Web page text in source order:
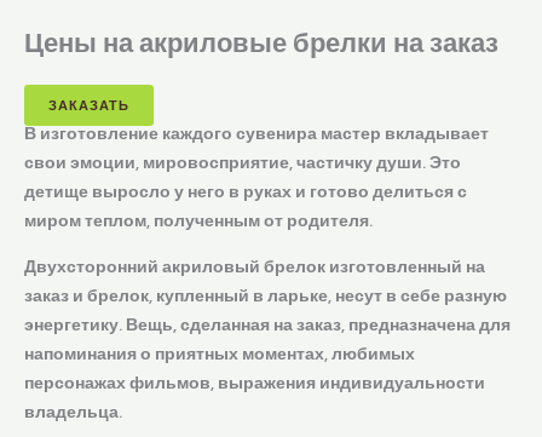
товара.
Цены на акриловые брелки на заказ
ЗАКАЗАТЬ
В изготовление каждого сувенира мастер вкладывает
свои эмоции, мировосприятие, частичку души. Это
детище выросло у него в руках и готово делиться с
миром теплом, полученным от родителя.
Двухсторонний акриловый брелок изготовленный на
заказ и брелок, купленный в ларьке, несут в себе разную
энергетику. Вещь, сделанная на заказ, предназначена для
напоминания о приятных моментах, любимых
персонажах фильмов, выражения индивидуальности
владельца.